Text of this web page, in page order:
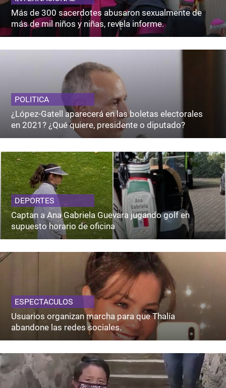
Más de 300 sacerdotes abusaron sexualmente de
más de mil niños y niñas, revela informe.
POLITICA
¿López-Gatell aparecerá en las boletas electorales
en 2021? ¿Qué quiere, presidente o diputado?
DEPORTES
Captan a Ana Gabriela Guevara jugando golf en
supuesto horario de oficina
ESPECTACULOS
Usuarios organizan marcha para que Thalía
abandone las redes sociales.